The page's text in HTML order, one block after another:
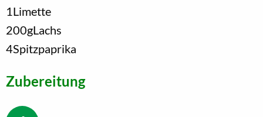
1 Limette
200gLachs
4Spitzpaprika
Zubereitung